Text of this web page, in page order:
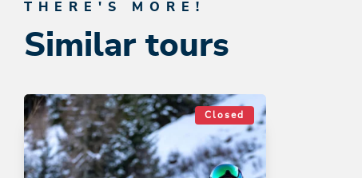
THERE'S MORE!
Similar tours
Closed